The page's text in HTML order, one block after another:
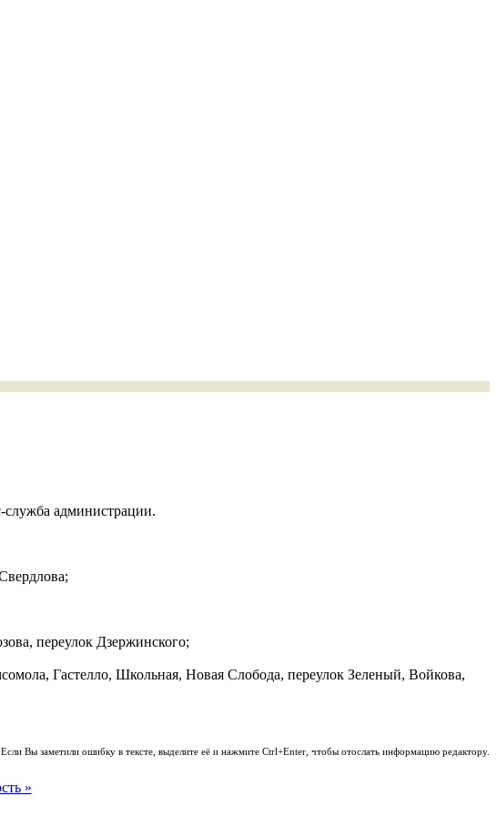
служба администрации.
переулок Дзержинского;
Гастелло, Школьная, Новая Слобода, переулок Зеленый, Войкова,
Если Вы заметили ошибку в тексте, выделите её и нажмите Ctrl+Enter, чтобы отослать информацию редактору.
»